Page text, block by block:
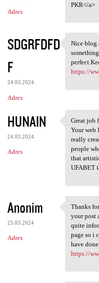
Adres
PKR</a>
SDGRFDFD
F
24.03.2024
Adres
Nice
Nice blog
https://
HUNAIN
24.03.2024
Adres
Great
Great job
Your web
really
people
that
UFABET
Anonim
25.03.2024
Adres
Thanks
Thanks
your post
quite
page so i
have
https://